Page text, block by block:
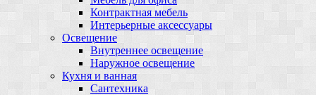
Контрактная мебель
Интерьерные аксессуары
Освещение
Внутреннее освещение
Наружное освещение
Кухня и ванная
Сантехника